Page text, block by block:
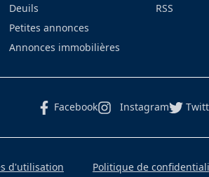
Deuils
Petites annonces
Annonces immobilières
RSS
Facebook Instagram
d'utilisation Politique de